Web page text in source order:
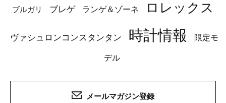
ブルガリ ブレゲ ランゲ＆ゾーネ ロレックス
ヴァシュロンコンスタンタン 時計情報 限定モ
デル
メールマガジン登録